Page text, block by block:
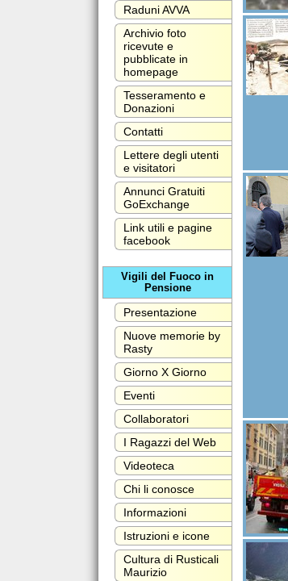
Raduni AVVA
Archivio foto
ricevute e
pubblicate in
homepage
Tesseramento e
Donazioni
Contatti
Lettere degli utenti
e visitatori
Annunci Gratuiti
GoExchange
Link utili e pagine
facebook
Vigili del Fuoco in
Pensione
Presentazione
Nuove memorie by
Rasty
Giorno X Giorno
Eventi
Collaboratori
I Ragazzi del Web
Videoteca
Chi li conosce
Informazioni
Istruzioni e icone
Cultura di Rusticali
Maurizio